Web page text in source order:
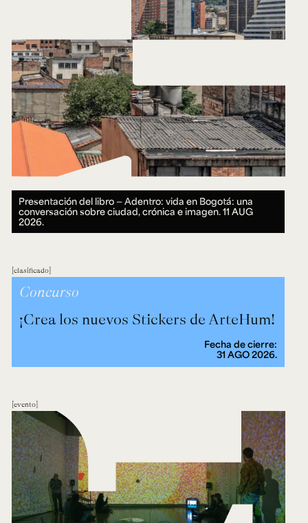
Presentación del libro — Adentro: vida en Bogotá: una
conversación sobre ciudad, crónica e imagen.11 AUG
2026.
clasificado
Concurso
¡Crea los nuevos Stickers de ArteHum!
Fecha de cierre:
31 AGO 2026.
evento